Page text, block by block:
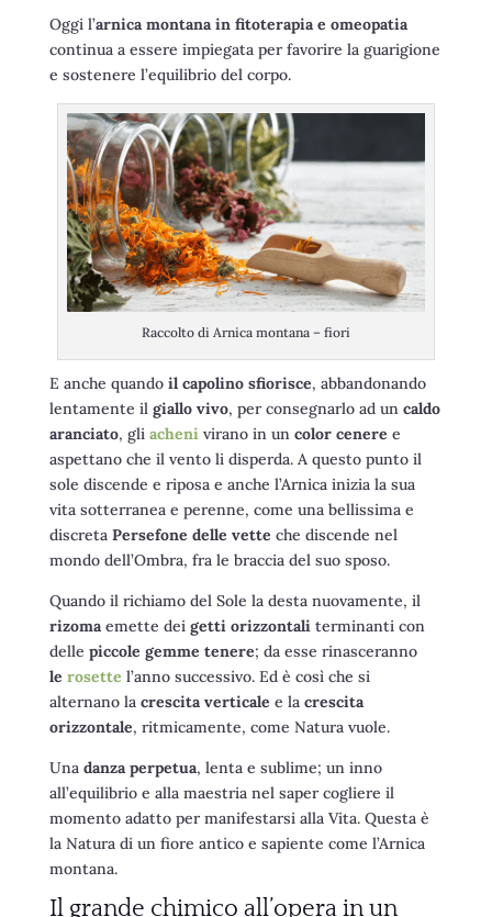
Oggi l’arnica montana in fitoterapia e omeopatia
continua a essere impiegata per favorire la guarigione
e sostenere l’equilibrio del corpo.
Raccolto di Arnica montana – fiori
E anche quando il capolino sfiorisce, abbandonando
lentamente il giallo vivo, per consegnarlo ad un caldo
aranciato, gli achenivirano in un color cenere e
aspettano che il vento li disperda. A questo punto il
sole discende e riposa e anche l’Arnica inizia la sua
vita sotterranea e perenne, come una bellissima e
discreta Persefone delle vette che discende nel
mondo dell’Ombra, fra le braccia del suo sposo.
Quando il richiamo del Sole la desta nuovamente, il
rizomaemette dei getti orizzontaliterminanti con
delle piccole gemme tenere; da esse rinasceranno
le rosette l’anno successivo. Ed è così che si
alternano la crescita verticale e la crescita
orizzontale, ritmicamente, come Natura vuole.
Una danza perpetua, lenta e sublime; un inno
all’equilibrio e alla maestria nel saper cogliere il
momento adatto per manifestarsi alla Vita. Questa è
la Natura di un fiore antico e sapiente come l’Arnica
montana.
Il grande chimico all’opera in un